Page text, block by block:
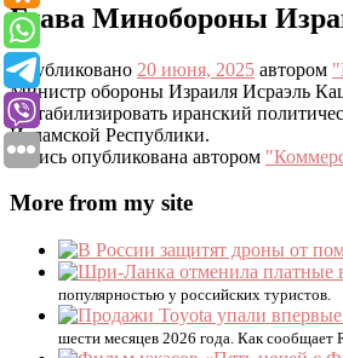
Глава Минобороны
Опубликовано 20 июня, 2025 автором
Министр обороны Израиля Исраэль
дестабилизировать иранский
Исламской Республики.
Запись опубликована автором
More from my site
популярностью у российских туристов.
шести месяцев 2026 года. Как